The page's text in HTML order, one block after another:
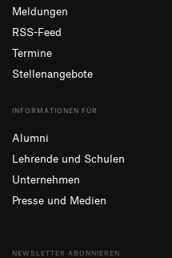
Meldungen
RSS-Feed
Termine
Stellenangebote
INFORMATIONEN FÜR
Alumni
Lehrende und Schulen
Unternehmen
Presse und Medien
NEWSLETTER ABONNIEREN